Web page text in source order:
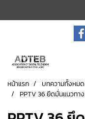
หน้าแรก บทความทั้งหมด
PPTV 36 ยึดมั่นแนวทา